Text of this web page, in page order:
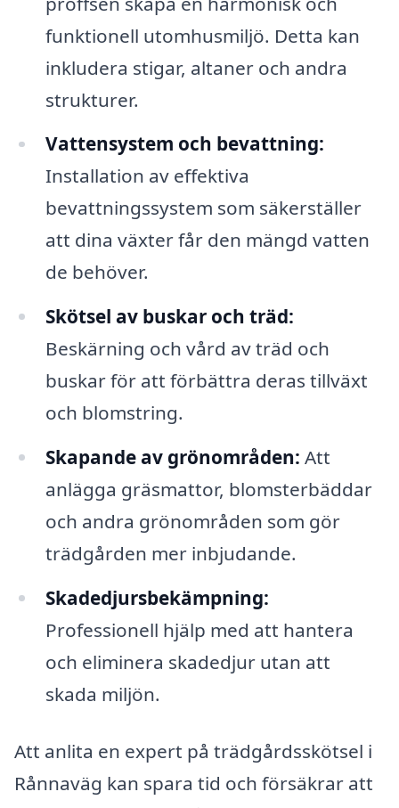
funktionell utomhusmiljö. Detta kan
inkludera stigar, altaner och andra
strukturer.
Vattensystem och bevattning:
Installation av effektiva
bevattningssystem som säkerställer
att dina växter får den mängd vatten
de behöver.
Skötsel av buskar och träd:
Beskärning och vård av träd och
buskar för att förbättra deras tillväxt
och blomstring.
Skapande av grönområden: Att
anlägga gräsmattor, blomsterbäddar
och andra grönområden som gör
trädgården mer inbjudande.
Skadedjursbekämpning:
Professionell hjälp med att hantera
och eliminera skadedjur utan att
skada miljön.
Att anlita en expert på trädgårdsskötsel i
Rånnaväg kan spara tid och försäkrar att